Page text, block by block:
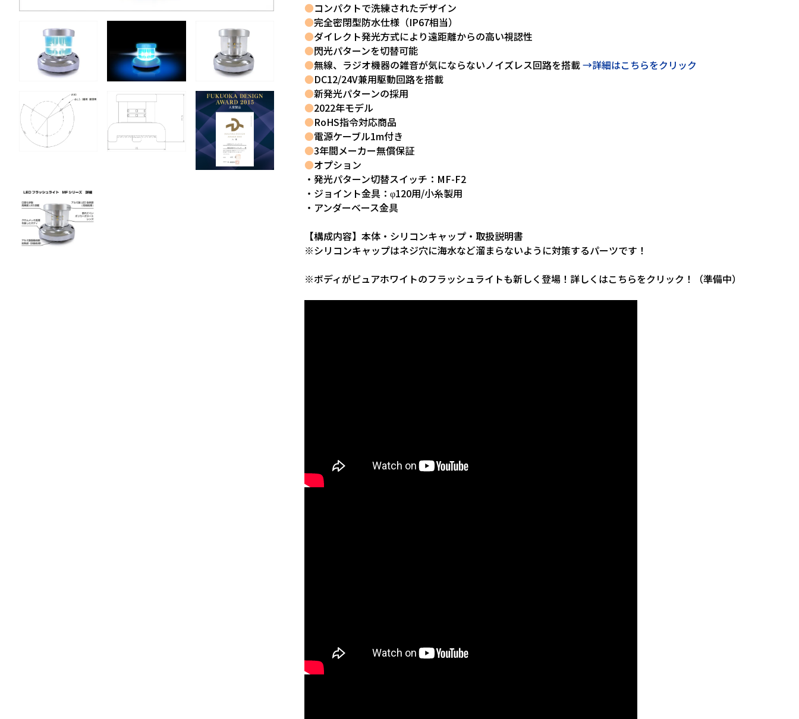
●コンパクトで洗練されたデザイン
●完全密閉型防水仕様（IP67相当）
●ダイレクト発光方式により遠距離からの高い視認性
●閃光パターンを切替可能
●無線、ラジオ機器の雑音が気にならないノイズレス回路を搭載→詳細はこちらをクリック
●DC12/24V兼用駆動回路を搭載
●新発光パターンの採用
●2022年モデル
●RoHS指令対応商品
●電源ケーブル1m付き
●3年間メーカー無償保証
●オプション
・発光パターン切替スイッチ：MF-F2
・ジョイント金具：φ120用/小糸製用
・アンダーベース金具
【構成内容】本体・シリコンキャップ・取扱説明書
※シリコンキャップはネジ穴に海水など溜まらないように対策するパーツです！
※ボディがピュアホワイトのフラッシュライトも新しく登場！詳しくはこちらをクリック！（準備中）